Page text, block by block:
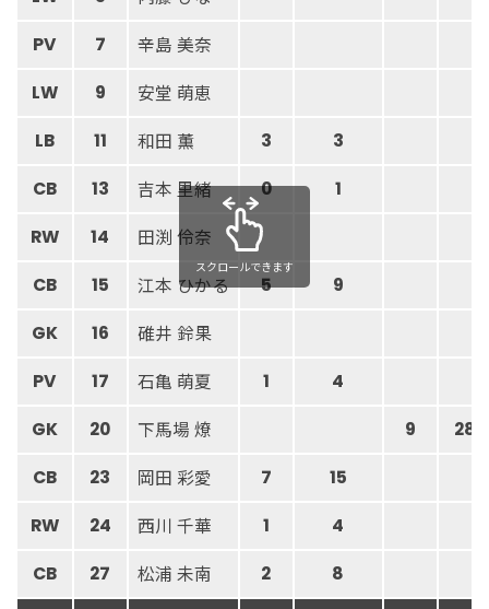
PV 7 辛島 美奈
LW 9 安堂 萌恵
LB 11 和田 薫 3 3
CB 13 吉本 里緒 0 1
RW 14 田渕 伶奈
CB 15 江本 ひかる 5 9
GK 16 碓井 鈴果
PV 17 石亀 萌夏 1 4
GK 20 下馬場 燎 9 28
CB 23 岡田 彩愛 7 15
RW 24 西川 千華 1 4
CB 27 松浦 未南 2 8
スクロールできます